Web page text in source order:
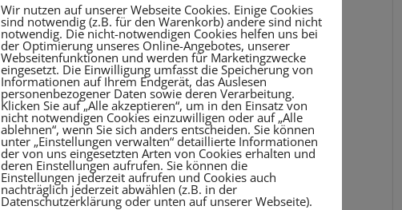
Wir nutzen auf unserer Webseite Cookies. Einige Cookies
sind notwendig (z.B. für den Warenkorb) andere sind nicht
notwendig. Die nicht-notwendigen Cookies helfen uns bei
der Optimierung unseres Online-Angebotes, unserer
Webseitenfunktionen und werden für Marketingzwecke
eingesetzt. Die Einwilligung umfasst die Speicherung von
Informationen auf Ihrem Endgerät, das Auslesen
personenbezogener Daten sowie deren Verarbeitung.
Klicken Sie auf „Alle akzeptieren“, um in den Einsatz von
nicht notwendigen Cookies einzuwilligen oder auf „Alle
ablehnen“, wenn Sie sich anders entscheiden. Sie können
unter „Einstellungen verwalten“ detaillierte Informationen
der von uns eingesetzten Arten von Cookies erhalten und
deren Einstellungen aufrufen. Sie können die
Einstellungen jederzeit aufrufen und Cookies auch
nachträglich jederzeit abwählen (z.B. in der
Datenschutzerklärung oder unten auf unserer Webseite).